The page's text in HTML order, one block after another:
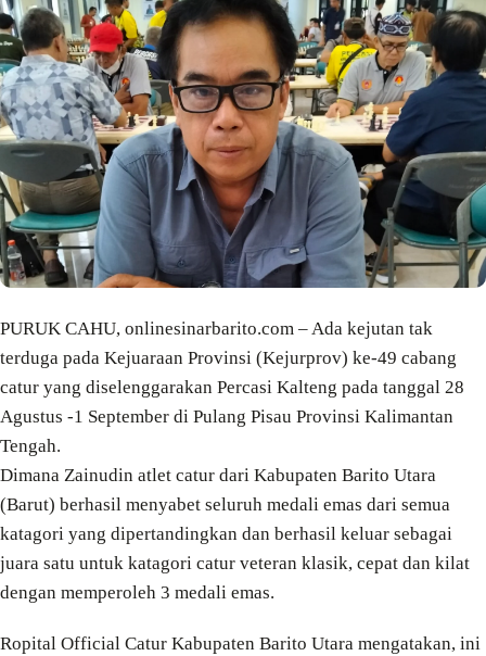
PURUK CAHU, onlinesinarbarito.com – Ada kejutan tak
terduga pada Kejuaraan Provinsi (Kejurprov) ke-49 cabang
catur yang diselenggarakan Percasi Kalteng pada tanggal 28
Agustus -1 September di Pulang Pisau Provinsi Kalimantan
Tengah.
Dimana Zainudin atlet catur dari Kabupaten Barito Utara
(Barut) berhasil menyabet seluruh medali emas dari semua
katagori yang dipertandingkan dan berhasil keluar sebagai
juara satu untuk katagori catur veteran klasik, cepat dan kilat
dengan memperoleh 3 medali emas.
Ropital Official Catur Kabupaten Barito Utara mengatakan, ini